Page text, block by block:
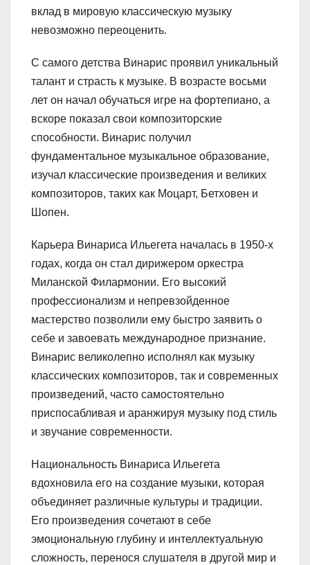
вклад в мировую классическую музыку
невозможно переоценить.
С самого детства Винарис проявил уникальный
талант и страсть к музыке. В возрасте восьми
лет он начал обучаться игре на фортепиано, а
вскоре показал свои композиторские
способности. Винарис получил
фундаментальное музыкальное образование,
изучал классические произведения и великих
композиторов, таких как Моцарт, Бетховен и
Шопен.
Карьера Винариса Ильегета началась в 1950-х
годах, когда он стал дирижером оркестра
Миланской Филармонии. Его высокий
профессионализм и непревзойденное
мастерство позволили ему быстро заявить о
себе и завоевать международное признание.
Винарис великолепно исполнял как музыку
классических композиторов, так и современных
произведений, часто самостоятельно
приспосабливая и аранжируя музыку под стиль
и звучание современности.
Национальность Винариса Ильегета
вдохновила его на создание музыки, которая
объединяет различные культуры и традиции.
Его произведения сочетают в себе
эмоциональную глубину и интеллектуальную
сложность, перенося слушателя в другой мир и